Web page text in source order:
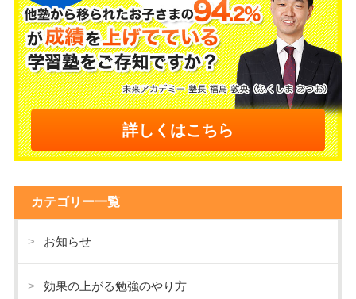
詳しくはこちら
カテゴリー一覧
お知らせ
効果の上がる勉強のやり方